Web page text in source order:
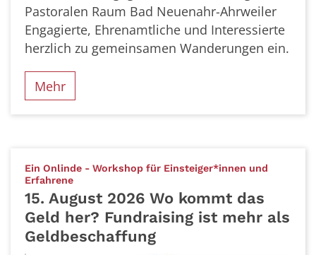
Pastoralen Raum Bad Neuenahr-Ahrweiler
Engagierte, Ehrenamtliche und Interessierte
herzlich zu gemeinsamen Wanderungen ein.
Mehr
Ein Onlinde - Workshop für Einsteiger*innen und
Erfahrene:
15. August 2026 Wo kommt das
Geld her? Fundraising ist mehr als
Geldbeschaffung